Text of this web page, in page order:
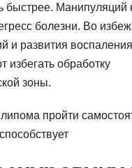
быстрее. Манипуляций
болезни. Во
и развития воспаления
избегать обработку
зоны.